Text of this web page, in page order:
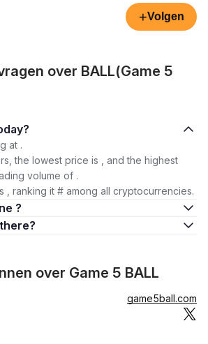
+Volgen
over BALL(Game 5
much is today?
at .
the lowest price is , and the highest
volume of .
, ranking it # among all cryptocurrencies.
?
are there?
over Game 5 BALL
game5ball.com